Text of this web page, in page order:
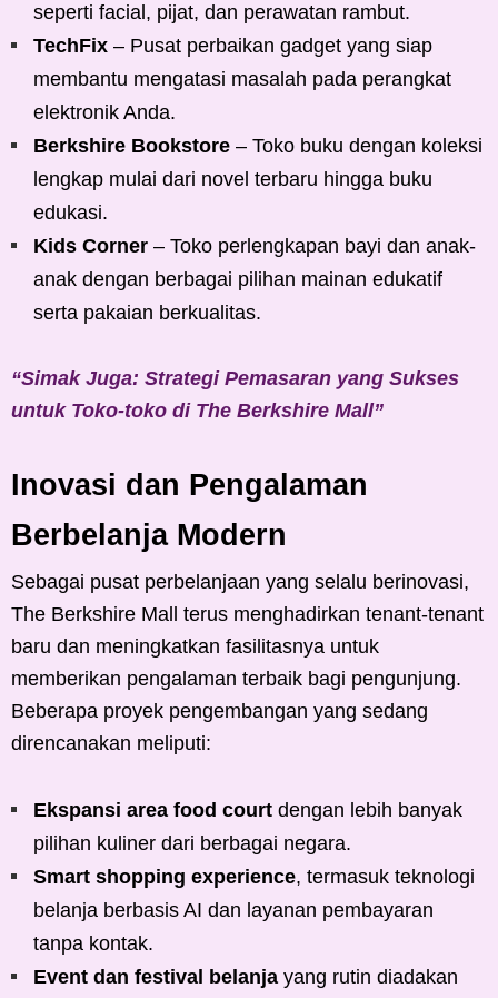
seperti facial, pijat, dan perawatan rambut.
TechFix – Pusat perbaikan gadget yang siap
membantu mengatasi masalah pada perangkat
elektronik Anda.
Berkshire Bookstore – Toko buku dengan koleksi
lengkap mulai dari novel terbaru hingga buku
edukasi.
Kids Corner – Toko perlengkapan bayi dan anak-
anak dengan berbagai pilihan mainan edukatif
serta pakaian berkualitas.
“Simak Juga: Strategi Pemasaran yang Sukses
untuk Toko-toko di The Berkshire Mall”
Inovasi dan Pengalaman
Berbelanja Modern
Sebagai pusat perbelanjaan yang selalu berinovasi,
The Berkshire Mall terus menghadirkan tenant-tenant
baru dan meningkatkan fasilitasnya untuk
memberikan pengalaman terbaik bagi pengunjung.
Beberapa proyek pengembangan yang sedang
direncanakan meliputi:
Ekspansi area food court dengan lebih banyak
pilihan kuliner dari berbagai negara.
Smart shopping experience, termasuk teknologi
belanja berbasis AI dan layanan pembayaran
tanpa kontak.
Event dan festival belanja yang rutin diadakan